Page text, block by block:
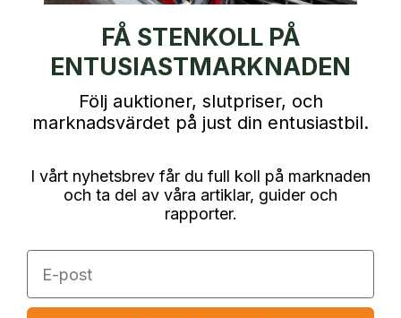
FÅ STENKOLL PÅ
ENTUSIASTMARKNADEN
Följ auktioner, slutpriser, och
marknadsvärdet på just din entusiastbil.
I vårt nyhetsbrev får du full koll på marknaden
och ta del av våra artiklar, guider och
rapporter.
E-post